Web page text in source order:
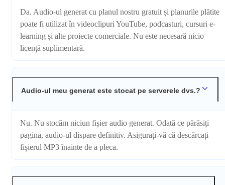
Da. Audio-ul generat cu planul nostru gratuit și planurile plătite
poate fi utilizat în videoclipuri YouTube, podcasturi, cursuri e-
learning și alte proiecte comerciale. Nu este necesară nicio
licență suplimentară.
Audio-ul meu generat este stocat pe serverele dvs.?
Nu. Nu stocăm niciun fișier audio generat. Odată ce părăsiți
pagina, audio-ul dispare definitiv. Asigurați-vă că descărcați
fișierul MP3 înainte de a pleca.